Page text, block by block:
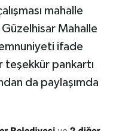
mahalle
Mahalle
ifade
pankartı
da paylaşımda